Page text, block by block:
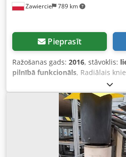
Zawiercie 789 km
Pieprasīt
Ražošanas gads: 2016, stāvoklis:
pilnībā funkcionāls, Radiālais
KARDEŞLER Dodpfx Aoywygxenkjkr